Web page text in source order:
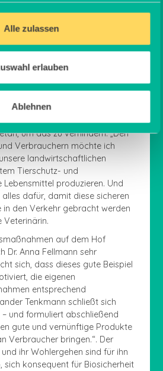
Alle zulassen
erlauben
Ablehnen
Steigerung des Tierwohls und
Denn, wie Dr.
natürlich auch
Zum Beispiel
eines Erregers kommt.
als auch betrieblicher Seite
um das zu verhindern: „Den
Verbrauchern möchte ich
landwirtschaftlichen
Tierschutz- und
Lebensmittel produzieren. Und
dafür, damit diese sicheren
in den Verkehr gebracht werden
Veterinärin.
auf dem Hof
Dr. Anna Fellmann sehr
sich, dass dieses gute Beispiel
die eigenen
entsprechend
Tenkmann schließt sich
und formuliert abschließend
gute und vernünftige Produkte
Verbraucher bringen.“. Der
ihr Wohlergehen sind für ihn
sich konsequent für Biosicherheit